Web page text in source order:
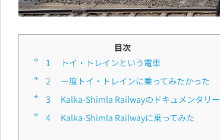
目次
1
■トイ・トレインという電車
2
■一度トイ・トレインに乗ってみたかった
3
■Kalka-Shimla Railwayのドキュメンタリー
4
■Kalka-Shimla Railwayに乗ってみた